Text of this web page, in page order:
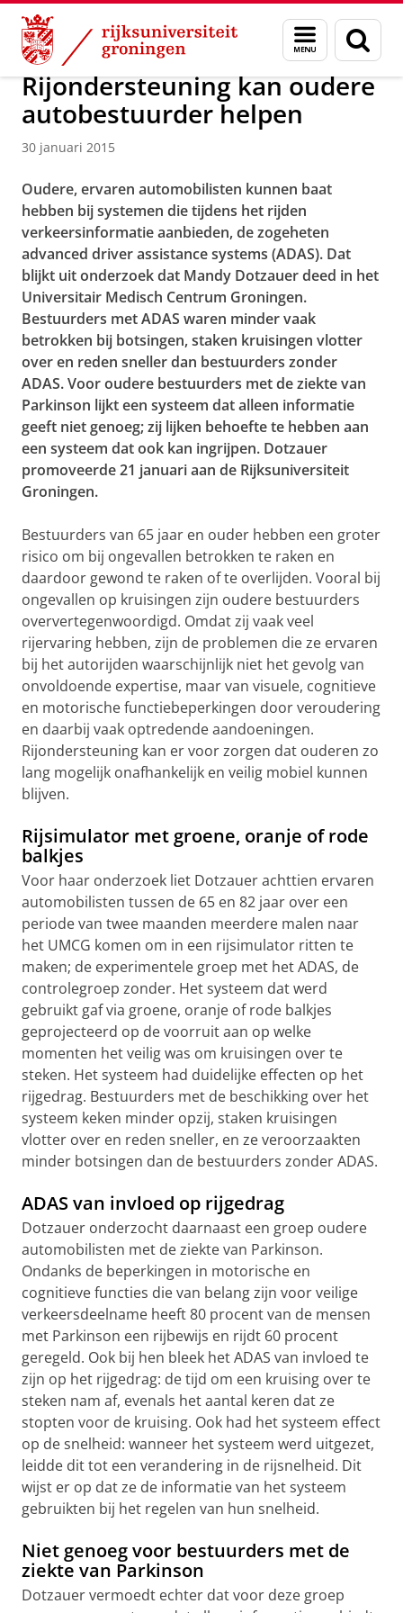
Skip
Content
Skip
Navigation
Menu
en
zoeken
Over ons Actueel Nieuws Nieuwsberichten
Rijondersteuning kan oudere
autobestuurder helpen
30 januari 2015
Oudere, ervaren automobilisten kunnen baat
hebben bij systemen die tijdens het rijden
verkeersinformatie aanbieden, de zogeheten
advanced driver assistance systems (ADAS). Dat
blijkt uit onderzoek dat Mandy Dotzauer deed in het
Universitair Medisch Centrum Groningen.
Bestuurders met ADAS waren minder vaak
betrokken bij botsingen, staken kruisingen vlotter
over en reden sneller dan bestuurders zonder
ADAS. Voor oudere bestuurders met de ziekte van
Parkinson lijkt een systeem dat alleen informatie
geeft niet genoeg; zij lijken behoefte te hebben aan
een systeem dat ook kan ingrijpen. Dotzauer
promoveerde 21 januari aan de Rijksuniversiteit
Groningen.
Bestuurders van 65 jaar en ouder hebben een groter
risico om bij ongevallen betrokken te raken en
daardoor gewond te raken of te overlijden. Vooral bij
ongevallen op kruisingen zijn oudere bestuurders
oververtegenwoordigd. Omdat zij vaak veel
rijervaring hebben, zijn de problemen die ze ervaren
bij het autorijden waarschijnlijk niet het gevolg van
onvoldoende expertise, maar van visuele, cognitieve
en motorische functiebeperkingen door veroudering
en daarbij vaak optredende aandoeningen.
Rijondersteuning kan er voor zorgen dat ouderen zo
lang mogelijk onafhankelijk en veilig mobiel kunnen
blijven.
Rijsimulator met groene, oranje of rode
balkjes
Voor haar onderzoek liet Dotzauer achttien ervaren
automobilisten tussen de 65 en 82 jaar over een
periode van twee maanden meerdere malen naar
het UMCG komen om in een rijsimulator ritten te
maken; de experimentele groep met het ADAS, de
controlegroep zonder. Het systeem dat werd
gebruikt gaf via groene, oranje of rode balkjes
geprojecteerd op de voorruit aan op welke
momenten het veilig was om kruisingen over te
steken. Het systeem had duidelijke effecten op het
rijgedrag. Bestuurders met de beschikking over het
systeem keken minder opzij, staken kruisingen
vlotter over en reden sneller, en ze veroorzaakten
minder botsingen dan de bestuurders zonder ADAS.
ADAS van invloed op rijgedrag
Dotzauer onderzocht daarnaast een groep oudere
automobilisten met de ziekte van Parkinson.
Ondanks de beperkingen in motorische en
cognitieve functies die van belang zijn voor veilige
verkeersdeelname heeft 80 procent van de mensen
met Parkinson een rijbewijs en rijdt 60 procent
geregeld. Ook bij hen bleek het ADAS van invloed te
zijn op het rijgedrag: de tijd om een kruising over te
steken nam af, evenals het aantal keren dat ze
stopten voor de kruising. Ook had het systeem effect
op de snelheid: wanneer het systeem werd uitgezet,
leidde dit tot een verandering in de rijsnelheid. Dit
wijst er op dat ze de informatie van het systeem
gebruikten bij het regelen van hun snelheid.
Niet genoeg voor bestuurders met de
ziekte van Parkinson
Dotzauer vermoedt echter dat voor deze groep